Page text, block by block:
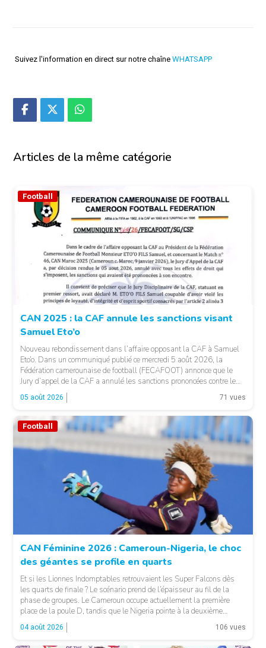
Suivez l'information en direct sur notre chaîne WHATSAPP
Articles de la même catégorie
© Fecafoot
Football
CAN 2025 : la CAF annule les sanctions visant
Samuel Eto’o
Nouveau rebondissement dans l’affaire opposant la CAF à Samuel
Eto’o. Dans un communiqué publié ce mercredi 5 août 2026, la
Fédération camerounaise de football (FECAFOOT) annonce que le
Jury d’appel de la CAF a annulé les sanctions prononcées contre le
président de la fédération camerounaise. Le dossier concernait les
incidents survenus lors du match Cameroun-Maroc […]
05 août 2026 71 vues
Football
CAN Féminine 2026 : Cameroun-Nigeria, le choc
des géantes se profile en quarts
Et si les Lionnes Indomptables retrouvaient les Super Falcons dès
les quarts de finale ? Le scénario prend de l’épaisseur au fil de la
phase de groupes. Le Cameroun occupe actuellement la première
place de la poule D, tandis que le Nigeria pointe à la deuxième
position du groupe C. Une configuration qui pourrait offrir, […]
04 août 2026 106 vues